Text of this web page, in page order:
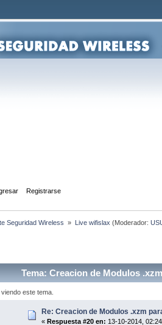
Registrarse
Seguridad Wireless » Live wifislax (Moderador:
Tema: Creacion de Modulos
este tema.
Re: Creacion de Modulos .xzm
« Respuesta #20 en: 13-10-2014,